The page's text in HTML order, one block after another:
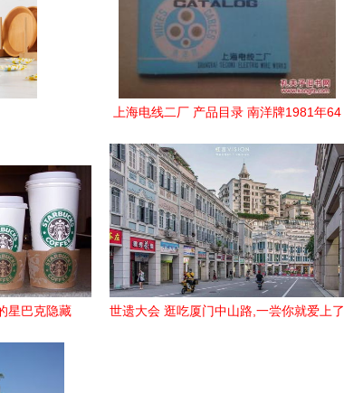
上海电线二厂 产品目录 南洋牌1981年64
星巴克隐藏
世遗大会 逛吃厦门中山路,一尝你就爱上了